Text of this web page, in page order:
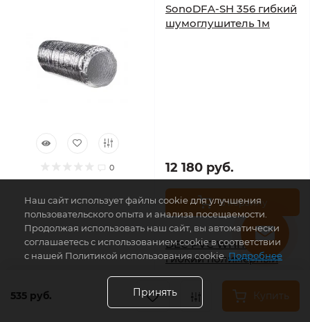
0
SonoDFA-SH 356 гибкий
шумоглушитель 1м
12 180 руб.
В корзину
DEC PVC WHITE 160
гибкий полимерный
535 руб. Купить
Наш сайт использует файлы cookie для улучшения
пользовательского опыта и анализа посещаемости.
Продолжая использовать наш сайт, вы автоматически
соглашаетесь с использованием cookie в соответствии
с нашей Политикой использования cookie. Подробнее
Принять